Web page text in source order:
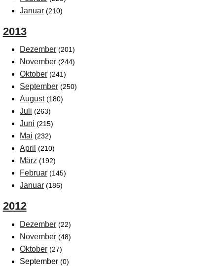
Januar (210)
2013
Dezember (201)
November (244)
Oktober (241)
September (250)
August (180)
Juli (263)
Juni (215)
Mai (232)
April (210)
März (192)
Februar (145)
Januar (186)
2012
Dezember (22)
November (48)
Oktober (27)
September (0)